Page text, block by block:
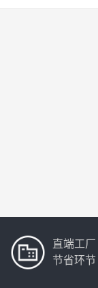
直端工厂
节省环节